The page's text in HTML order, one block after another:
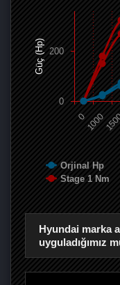
Güç (Hp)
Orjinal Hp
Stage 1 Nm
0 1000
0
200
Hyundai marka
uyguladığımız